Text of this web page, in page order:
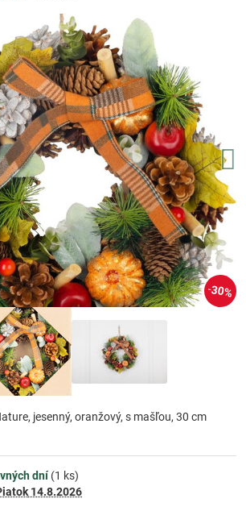
30%
jesenný, oranžový, s mašľou, 30 cm
dní(1 ks)
14.8.2026